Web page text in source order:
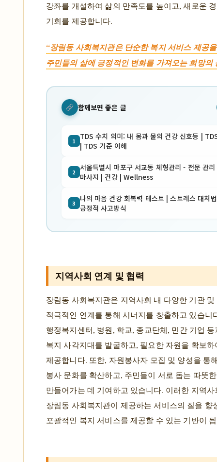
강좌를 개설하여 삶의 만족도를 높이고, 새로운
기회를 제공합니다.
“장림동 사회복지관은 단순한 복지 서비스 제공
주민들의 삶에 긍정적인 변화를 가져오는 희망의
함께보면 좋은 글
1 TDS 수치 의미: 내 몸과 물의 건강 신호등 |
| TDS 기준 이해
2 서울특별시 마포구 서교동 체형관리 - 전문 관
마사지 | 건강 | Wellness
3 나의 마음 건강 회복력 테스트 | 스트레스 대처
긍정적 사고방식
지역사회 연계 및 협력
장림동 사회복지관은 지역사회 내 다양한 기관
적극적인 연계를 통해 시너지를 창출하고 있습니
행정복지센터, 병원, 학교, 종교단체, 민간 기업
복지 사각지대를 발굴하고, 필요한 자원을 확보
제공합니다. 또한, 자원봉사자 모집 및 양성을 통
봉사 문화를 확산하고, 주민들이 서로 돕는 따뜻
만들어가는 데 기여하고 있습니다. 이러한 지역
장림동 사회복지관이 제공하는 서비스의 질을 향
포괄적인 복지 서비스를 제공할 수 있는 기반이